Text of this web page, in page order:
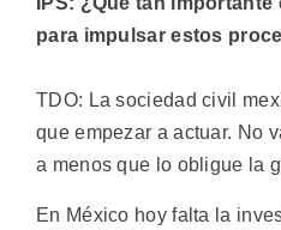
para impulsar estos
TDO: La sociedad civil
que empezar a actuar. No
a menos que lo obligue la
En México hoy falta la